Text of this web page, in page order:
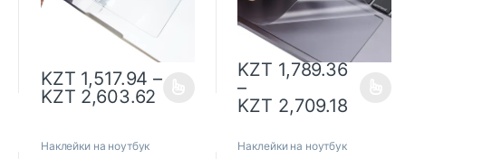
KZT 1,517.94 –
KZT 2,603.62
KZT 1,789.36
–
KZT 2,709.18
Наклейки на ноутбук Наклейки на ноутбук